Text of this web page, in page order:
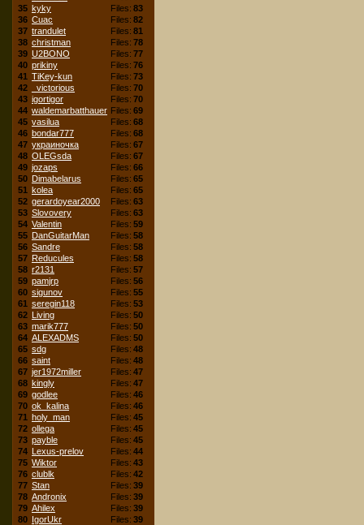
35 kyky Files: 83
36 Cuac Files: 82
37 trandulet Files: 81
38 christman Files: 78
39 U2BONO Files: 77
40 prikiny Files: 76
41 TiKey-kun Files: 73
42
_victorious Files: 70
43 igortigor Files: 70
44 waldemarbatthauer Files: 69
45 vasilua Files: 68
46 bondar777 Files: 68
47 украиночка Files: 67
48 OLEGsda Files: 67
49 jozaps Files: 66
50 Dimabelarus Files: 65
51 kolea Files: 65
52 gerardoyear2000 Files: 63
53 Slovovery Files: 63
54 Valentin Files: 59
55 DanGuitarMan Files: 58
56 Sandre Files: 58
57 Reducules Files: 58
58 r2131 Files: 57
59 pamjrp Files: 56
60 sigunov Files: 55
61 seregin118 Files: 53
62 Living Files: 50
63 marik777 Files: 50
64 ALEXADMS Files: 50
65 sdg Files: 48
66 saint Files: 48
67 jer1972miller Files: 47
68 kingly Files: 47
69 godlee Files: 46
70 ok_kalina Files: 46
71 holy_man Files: 45
72 ollega Files: 45
73 payble Files: 45
74 Lexus-prelov Files: 44
75 Wiktor Files: 43
76 clublk Files: 42
77 Stan Files: 39
78 Andronix Files: 39
79 Ahilex Files: 39
80 IgorUkr Files: 39